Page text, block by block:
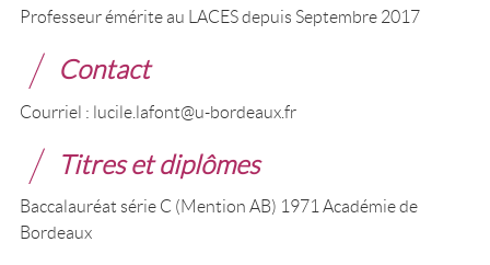
Professeur émérite au LACES depuis Septembre 2017
Contact
Courriel : lucile.lafont@u-bordeaux.fr
Titres et diplômes
Baccalauréat série C (Mention AB) 1971 Académie de
Bordeaux